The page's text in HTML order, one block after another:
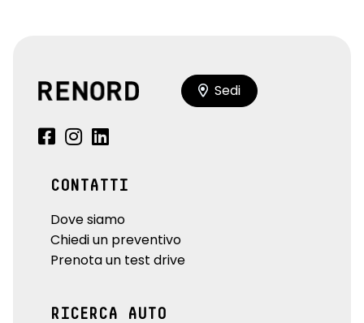
Sedi
CONTATTI
Dove siamo
Chiedi un preventivo
Prenota un test drive
RICERCA AUTO